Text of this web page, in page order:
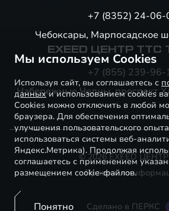
+7 (8352) 24-06-
Чебоксары, Марпосадское
EXEED ЦЕНТР
+7 (855) 239-96-
Набережные Челны, проспект
© 2026 EXEED
Правовая
Сделано в ПЕРКС
Мы используем Cookies
Используя сайт, вы соглашаетесь с
данныхи использованием cookies
Cookies можно отключить в любой
браузера. Для обеспечения
улучшения пользовательского
использоваться системы веб-
Яндекс.Метрика). Продолжая
соглашаетесь с применением
размещением cookie-файлов.
Понятно